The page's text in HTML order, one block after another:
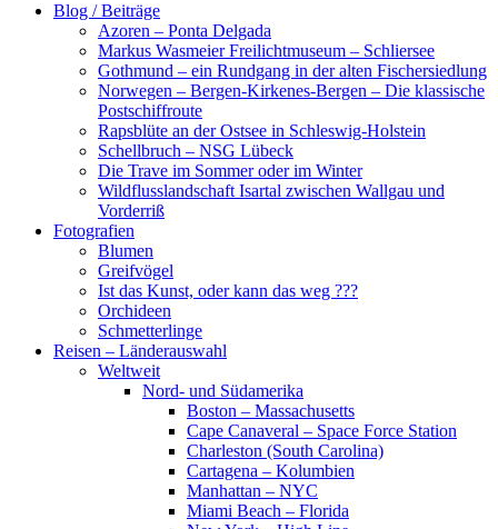
Blog / Beiträge
Azoren – Ponta Delgada
Markus Wasmeier Freilichtmuseum – Schliersee
Gothmund – ein Rundgang in der alten Fischersiedlung
Norwegen – Bergen-Kirkenes-Bergen – Die klassische
Postschiffroute
Rapsblüte an der Ostsee in Schleswig-Holstein
Schellbruch – NSG Lübeck
Die Trave im Sommer oder im Winter
Wildflusslandschaft Isartal zwischen Wallgau und
Vorderriß
Fotografien
Blumen
Greifvögel
Ist das Kunst, oder kann das weg ???
Orchideen
Schmetterlinge
Reisen – Länderauswahl
Weltweit
Nord- und Südamerika
Boston – Massachusetts
Cape Canaveral – Space Force Station
Charleston (South Carolina)
Cartagena – Kolumbien
Manhattan – NYC
Miami Beach – Florida